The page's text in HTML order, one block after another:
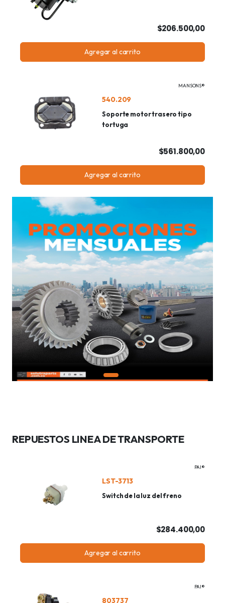
$206.500,00
Agregar al carrito
MANSONS®
540.209
Soporte motor trasero tipo
tortuga
$561.800,00
Agregar al carrito
REPUESTOS LINEA DE TRANSPORTE
PAI®
LST-3713
Switch de la luz del freno
$284.400,00
Agregar al carrito
PAI®
803737